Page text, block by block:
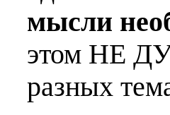
мысли
этом НЕ
разных